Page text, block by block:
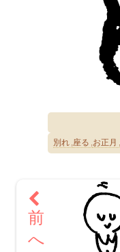
別れ 座る お正月